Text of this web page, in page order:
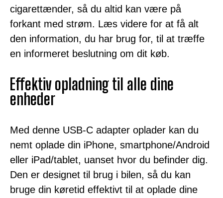
cigarettænder, så du altid kan være på
forkant med strøm. Læs videre for at få alt
den information, du har brug for, til at træffe
en informeret beslutning om dit køb.
Effektiv opladning til alle dine
enheder
Med denne USB-C adapter oplader kan du
nemt oplade din iPhone, smartphone/Android
eller iPad/tablet, uanset hvor du befinder dig.
Den er designet til brug i bilen, så du kan
bruge din køretid effektivt til at oplade dine